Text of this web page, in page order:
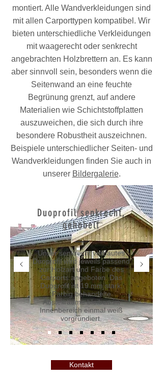
montiert. Alle Wandverkleidungen sind
mit allen Carporttypen kompatibel. Wir
bieten unterschiedliche Verkleidungen
mit waagerecht oder senkrecht
angebrachten Holzbrettern an. Es kann
aber sinnvoll sein, besonders wenn die
Seitenwand an eine feuchte
Begrünung grenzt, auf andere
Materialien wie Schichtstoffplatten
auszuweichen, die sich durch ihre
besondere Robustheit auszeichnen.
Beispiele unterschiedlicher Seiten- und
Wandverkleidungen finden Sie auch in
unserer Bildergalerie.
Duoprofil senkrecht,
gehobelt
Unser senkrecht verbautes
Duoprofil wird jeweils passend
zur Holzart und Farbe des
Carports angeboten. Das
Duoprofil ist 19 mm stark.
Farbig behandelte
Abstellräume bleiben im
Innenbereich einmal weiß
vorgrundiert.
Kontakt